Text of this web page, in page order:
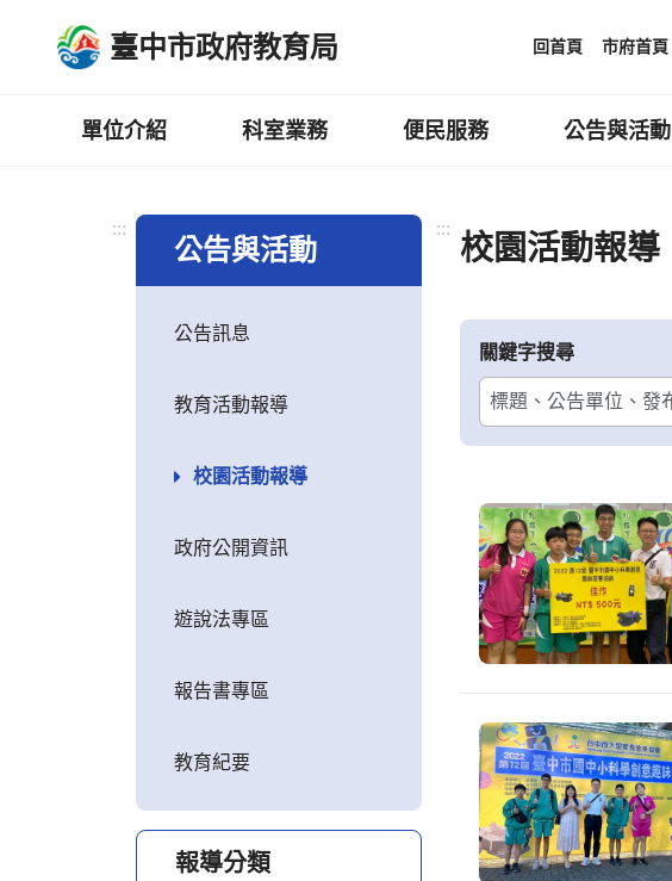
臺中市政府教育局 回首頁 市府首頁
單位介紹 科室業務 便民服務 公告與活動
:::
公告與活動
公告訊息
教育活動報導
校園活動報導
政府公開資訊
遊說法專區
報告書專區
教育紀要
報導分類
:::
校園活動報導
關鍵字搜尋